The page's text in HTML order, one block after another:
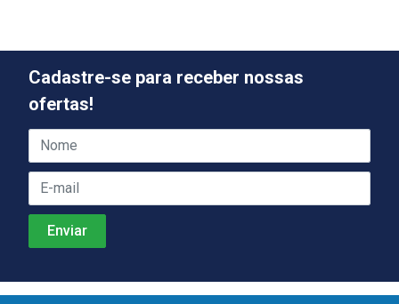
Cadastre-se para receber nossas
ofertas!